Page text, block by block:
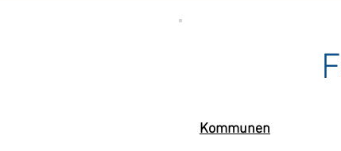
Kommunen